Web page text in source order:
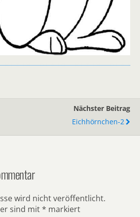
Nächster Beitrag
Eichhörnchen-2
wird nicht veröffentlicht.
sind mit * markiert